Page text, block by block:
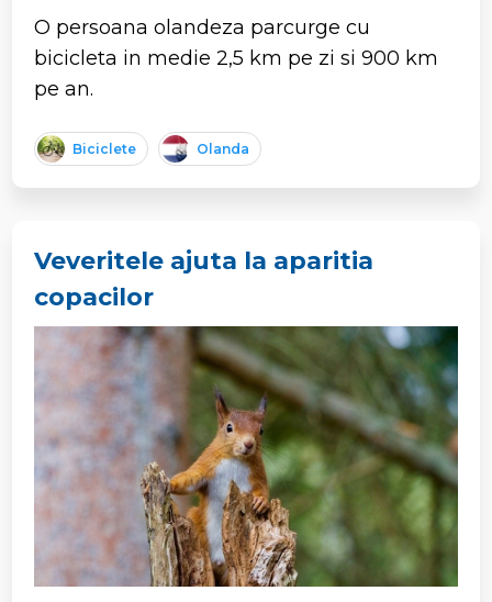
O persoana olandeza parcurge cu
bicicleta in medie 2,5 km pe zi si 900 km
pe an.
Biciclete Olanda
Veveritele ajuta la aparitia
copacilor